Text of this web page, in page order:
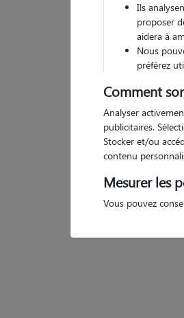
Ils
proposer
aidera à
Nous
préférez
Comment
Analyser
publicitaires.
Stocker et/ou
contenu
Mesurer les
Vous pouvez